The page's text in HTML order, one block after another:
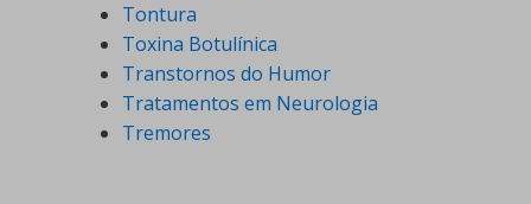
Tontura
Toxina Botulínica
Transtornos do Humor
Tratamentos em Neurologia
Tremores